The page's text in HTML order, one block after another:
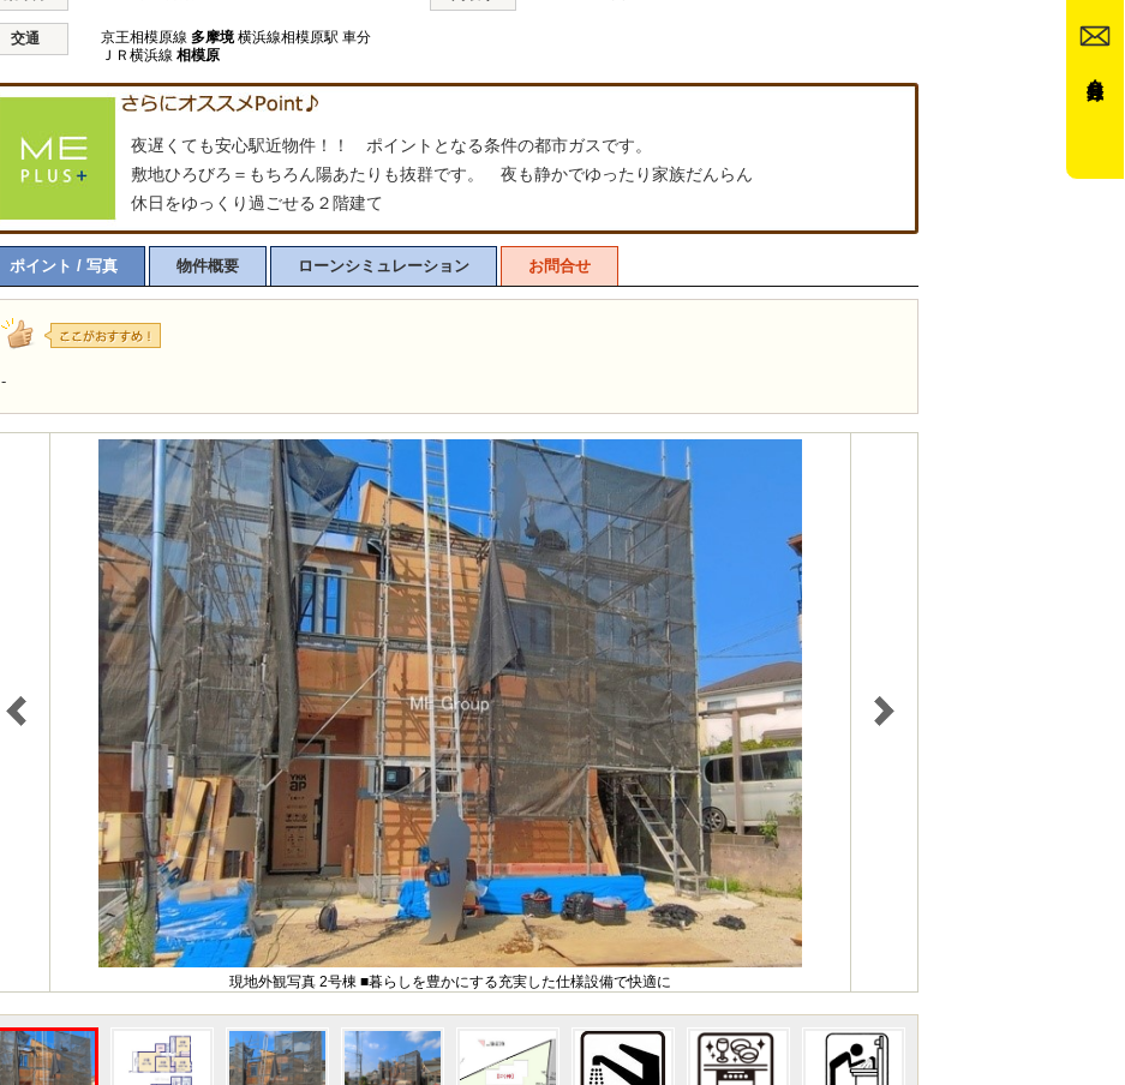
交通 京王相模原線 多摩境横浜線相模原駅 車分
ＪＲ横浜線 相模原
夜遅くても安心駅近物件！！ ポイントとなる条件の都市ガスです。
敷地ひろびろ＝もちろん陽あたりも抜群です。 夜も静かでゆったり家族だんらん
休日をゆっくり過ごせる２階建て
ポイント / 写真 物件概要 ローンシミュレーション お問合せ
-
現地外観写真 2号棟 ■暮らしを豊かにする充実した仕様設備で快適に